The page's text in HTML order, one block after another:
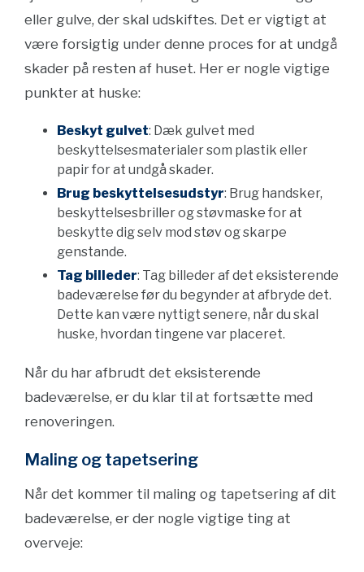
eller gulve, der skal udskiftes. Det er vigtigt at
være forsigtig under denne proces for at undgå
skader på resten af huset. Her er nogle vigtige
punkter at huske:
Beskyt gulvet: Dæk gulvet med
beskyttelsesmaterialer som plastik eller
papir for at undgå skader.
Brug beskyttelsesudstyr: Brug handsker,
beskyttelsesbriller og støvmaske for at
beskytte dig selv mod støv og skarpe
genstande.
Tag billeder: Tag billeder af det eksisterende
badeværelse før du begynder at afbryde det.
Dette kan være nyttigt senere, når du skal
huske, hvordan tingene var placeret.
Når du har afbrudt det eksisterende
badeværelse, er du klar til at fortsætte med
renoveringen.
Maling og tapetsering
Når det kommer til maling og tapetsering af dit
badeværelse, er der nogle vigtige ting at
overveje: